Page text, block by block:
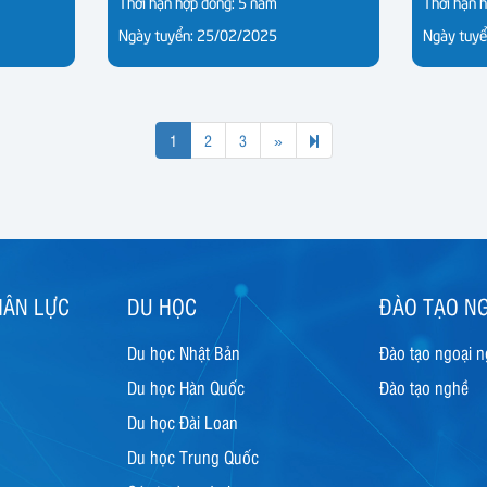
Ngày tuyển: 25/02/2025
Ngày
1 2 3 »Next
page
6
LỰC DU HỌC
Du học Nhật Bản
Du học Hàn Quốc
Du học Đài Loan
Du học Trung Quốc
ĐÀO TẠO
Đào tạo ngoại
Đào tạo nghề